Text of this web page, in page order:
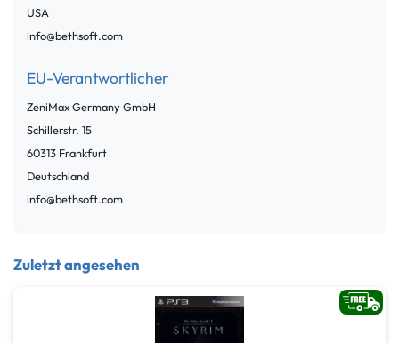
USA
info@bethsoft.com
EU-Verantwortlicher
ZeniMax Germany GmbH
Schillerstr. 15
60313 Frankfurt
Deutschland
info@bethsoft.com
Zuletzt angesehen